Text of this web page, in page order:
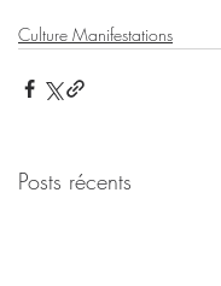
Culture Manifestations
Posts récents